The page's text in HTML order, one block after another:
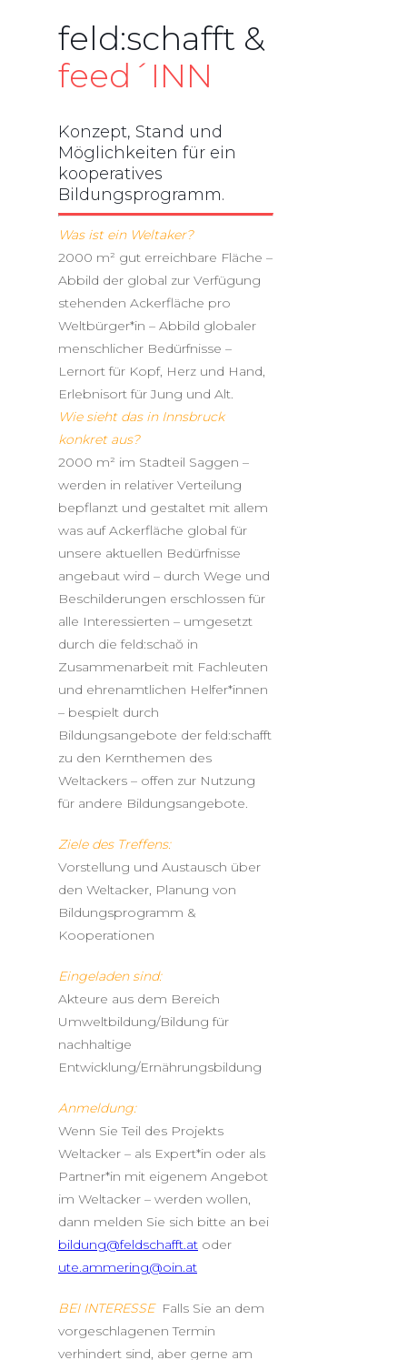
feld:schafft &
feed´INN
Konzept, Stand und
Möglichkeiten für ein
kooperatives
Bildungsprogramm.
Was ist ein Weltaker?
2000 m² gut erreichbare Fläche –
Abbild der global zur Verfügung
stehenden Ackerfläche pro
Weltbürger*in – Abbild globaler
menschlicher Bedürfnisse –
Lernort für Kopf, Herz und Hand,
Erlebnisort für Jung und Alt.
Wie sieht das in Innsbruck
konkret aus?
2000 m² im Stadteil Saggen –
werden in relativer Verteilung
bepflanzt und gestaltet mit allem
was auf Ackerfläche global für
unsere aktuellen Bedürfnisse
angebaut wird – durch Wege und
Beschilderungen erschlossen für
alle Interessierten – umgesetzt
durch die feld:schaŏ in
Zusammenarbeit mit Fachleuten
und ehrenamtlichen Helfer*innen
– bespielt durch
Bildungsangebote der feld:schafft
zu den Kernthemen des
Weltackers – offen zur Nutzung
für andere Bildungsangebote.
Ziele des Treffens:
Vorstellung und Austausch über
den Weltacker, Planung von
Bildungsprogramm &
Kooperationen
Eingeladen sind:
Akteure aus dem Bereich
Umweltbildung/Bildung für
nachhaltige
Entwicklung/Ernährungsbildung
Anmeldung:
Wenn Sie Teil des Projekts
Weltacker – als Expert*in oder als
Partner*in mit eigenem Angebot
im Weltacker – werden wollen,
dann melden Sie sich bitte an bei
bildung@feldschafft.at oder
ute.ammering@oin.at
BEI INTERESSEFalls Sie an dem
vorgeschlagenen Termin
verhindert sind, aber gerne am